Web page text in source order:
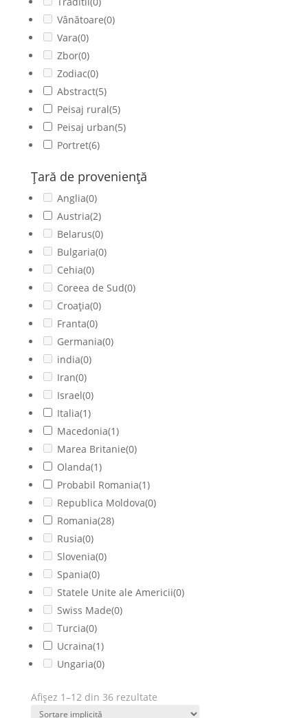
Vânătoare(0)
Vara(0)
Zbor(0)
Zodiac(0)
Abstract(5)
Peisaj rural(5)
Peisaj urban(5)
Portret(6)
Ţară de provenienţă
Anglia(0)
Austria(2)
Belarus(0)
Bulgaria(0)
Cehia(0)
Coreea de Sud(0)
Croația(0)
Franta(0)
Germania(0)
india(0)
Iran(0)
Israel(0)
Italia(1)
Macedonia(1)
Marea Britanie(0)
Olanda(1)
Probabil Romania(1)
Republica Moldova(0)
Romania(28)
Rusia(0)
Slovenia(0)
Spania(0)
Statele Unite ale Americii(0)
Swiss Made(0)
Turcia(0)
Ucraina(1)
Ungaria(0)
Afișez 1–12 din 36 rezultate